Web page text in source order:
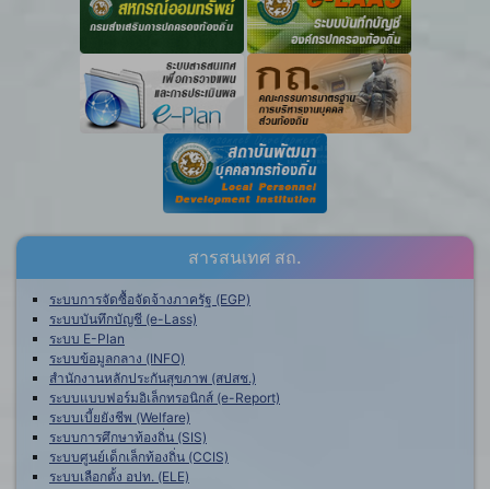
สารสนเทศ สถ.
ระบบการจัดซื้อจัดจ้างภาครัฐ (EGP)
ระบบบันทึกบัญชี (e-Lass)
ระบบ E-Plan
ระบบข้อมูลกลาง (INFO)
สำนักงานหลักประกันสุขภาพ (สปสช.)
ระบบแบบฟอร์มอิเล็กทรอนิกส์ (e-Report)
ระบบเบี้ยยังชีพ (Welfare)
ระบบการศึกษาท้องถิ่น (SIS)
ระบบศูนย์เด็กเล็กท้องถิ่น (CCIS)
ระบบเลือกตั้ง อปท. (ELE)